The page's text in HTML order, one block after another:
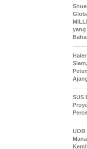
yang
SUS
UOB